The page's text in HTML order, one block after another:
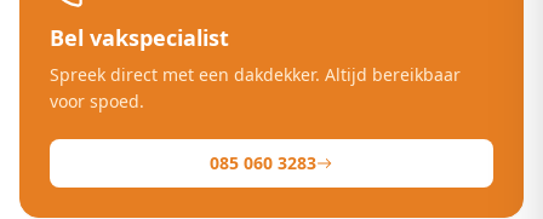
Bel vakspecialist
Spreek direct met een dakdekker. Altijd bereikbaar
voor spoed.
085 060 3283